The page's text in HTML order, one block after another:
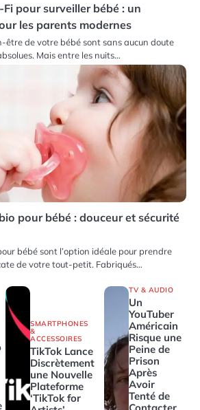
pour surveiller bébé : un
les parents modernes
être de votre bébé sont sans aucun doute
Mais entre les nuits…
pour bébé : douceur et sécurité
bébé sont l’option idéale pour prendre
de votre tout-petit. Fabriqués…
SMARTPHONES
&
ACCESSOIRES
TikTok Lance
Discrètement
une Nouvelle
Plateforme
‘TikTok for
TV & AUDIO
Un
YouTuber
Américain
Risque une
Peine de
Prison
Après
Avoir
Tenté de